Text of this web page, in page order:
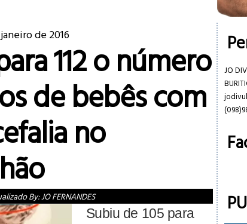
de 2016
112 o número
de bebês com
no
By:JO FERNANDES
Subiu de 105 para
JO